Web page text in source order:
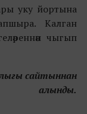
уку йортына
Калган
чыгып
сайтыннан
алынды.